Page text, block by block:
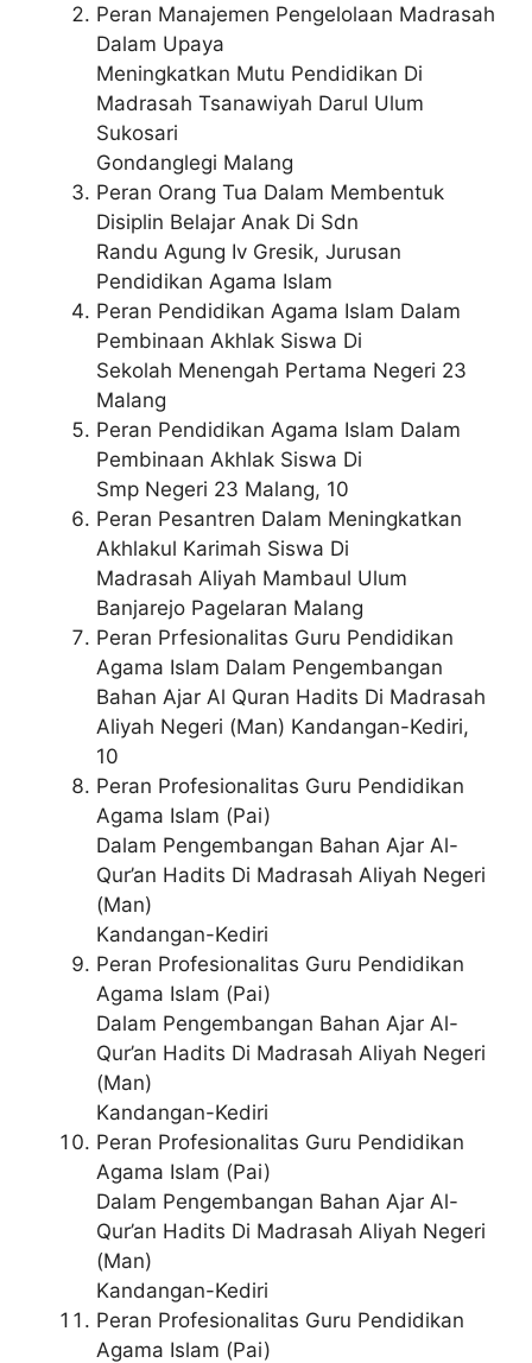
Peran Manajemen Pengelolaan Madrasah
Dalam Upaya
Meningkatkan Mutu Pendidikan Di
Madrasah Tsanawiyah Darul Ulum
Sukosari
Gondanglegi Malang
Peran Orang Tua Dalam Membentuk
Disiplin Belajar Anak Di Sdn
Randu Agung Iv Gresik, Jurusan
Pendidikan Agama Islam
Peran Pendidikan Agama Islam Dalam
Pembinaan Akhlak Siswa Di
Sekolah Menengah Pertama Negeri 23
Malang
Peran Pendidikan Agama Islam Dalam
Pembinaan Akhlak Siswa Di
Smp Negeri 23 Malang, 10
Peran Pesantren Dalam Meningkatkan
Akhlakul Karimah Siswa Di
Madrasah Aliyah Mambaul Ulum
Banjarejo Pagelaran Malang
Peran Prfesionalitas Guru Pendidikan
Agama Islam Dalam Pengembangan
Bahan Ajar Al Quran Hadits Di Madrasah
Aliyah Negeri (Man) Kandangan-Kediri,
10
Peran Profesionalitas Guru Pendidikan
Agama Islam (Pai)
Dalam Pengembangan Bahan Ajar Al-
Qur’an Hadits Di Madrasah Aliyah Negeri
(Man)
Kandangan-Kediri
Peran Profesionalitas Guru Pendidikan
Agama Islam (Pai)
Dalam Pengembangan Bahan Ajar Al-
Qur’an Hadits Di Madrasah Aliyah Negeri
(Man)
Kandangan-Kediri
Peran Profesionalitas Guru Pendidikan
Agama Islam (Pai)
Dalam Pengembangan Bahan Ajar Al-
Qur’an Hadits Di Madrasah Aliyah Negeri
(Man)
Kandangan-Kediri
Peran Profesionalitas Guru Pendidikan
Agama Islam (Pai)